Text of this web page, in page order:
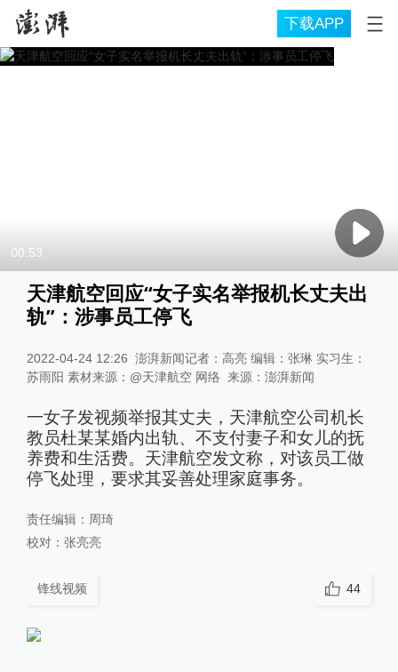
下载APP
00:53
天津航空回应“女子实名举报机长丈夫出
轨”：涉事员工停飞
2022-04-24 12:26 澎湃新闻记者：高亮 编辑：张琳 实习生：
苏雨阳 素材来源：@天津航空 网络 来源： 澎湃新闻
一女子发视频举报其丈夫，天津航空公司机长
教员杜某某婚内出轨、不支付妻子和女儿的抚
养费和生活费。天津航空发文称，对该员工做
停飞处理，要求其妥善处理家庭事务。
责任编辑： 周琦
校对： 张亮亮
锋线视频 44